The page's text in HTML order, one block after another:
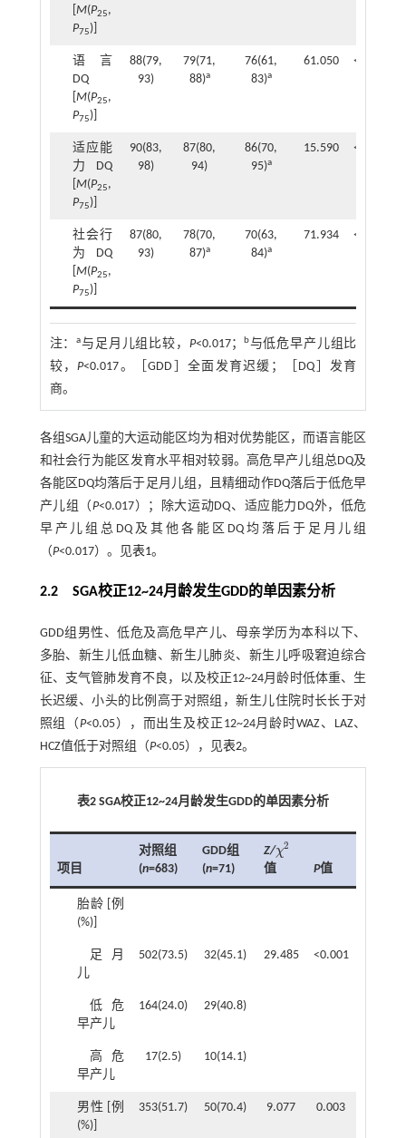
[M(P25,
P75)]
语言
DQ
[M(P25,
P75)]
88(79,
93)
79(71,
88)a
76(61,
83)a
61.050 <0.001
适应能
力DQ
[M(P25,
P75)]
90(83,
98)
87(80,
94)
86(70,
95)a
15.590 <0.001
社会行
为DQ
[M(P25,
P75)]
87(80,
93)
78(70,
87)a
70(63,
84)a
71.934 <0.001
注：a与足月儿组比较， P<0.017； b与低危早产儿组比
较，P<0.017。［GDD］全面发育迟缓；［DQ］发育
商。
各组SGA儿童的大运动能区均为相对优势能区，而语言能区
和社会行为能区发育水平相对较弱。高危早产儿组总DQ及
各能区DQ均落后于足月儿组，且精细动作DQ落后于低危早
产儿组（P<0.017）；除大运动DQ、适应能力DQ外，低危
早产儿组总DQ及其他各能区DQ均落后于足月儿组
（P<0.017）。见表1。
2.2 SGA校正12~24月龄发生GDD的单因素分析
GDD组男性、低危及高危早产儿、母亲学历为本科以下、
多胎、新生儿低血糖、新生儿肺炎、新生儿呼吸窘迫综合
征、支气管肺发育不良，以及校正12~24月龄时低体重、生
长迟缓、小头的比例高于对照组，新生儿住院时长长于对
照组（P<0.05），而出生及校正12~24月龄时WAZ、LAZ、
HCZ值低于对照组（P<0.05），见表2。
表2 SGA校正12~24月龄发生GDD的单因素分析
项目
对照组
(n=683)
GDD组
(n=71)
Z/χ2
χ2
值
P值
胎龄 [例
(%)]
足月
儿
502(73.5) 32(45.1) 29.485 <0.001
低危
早产儿
164(24.0) 29(40.8)
高危
早产儿
17(2.5) 10(14.1)
男性 [例
(%)]
353(51.7) 50(70.4) 9.077 0.003